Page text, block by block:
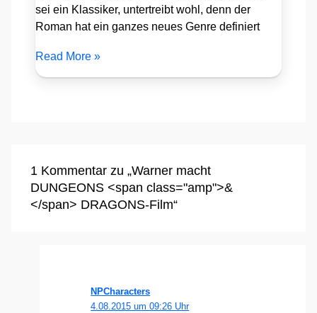
sei ein Klassiker, untertreibt wohl, denn der
Roman hat ein ganzes neues Genre definiert
Read More »
1 Kommentar zu „Warner macht
DUNGEONS <span class="amp">&
</span> DRAGONS-Film“
NPCharacters
4.08.2015 um 09:26 Uhr